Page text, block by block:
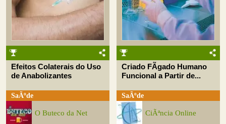
Efeitos Colaterais do Uso
de Anabolizantes
SaÃºde
O Buteco da Net
Criado FÃ­gado Humano
Funcional a Partir de...
SaÃºde
CiÃªncia Online